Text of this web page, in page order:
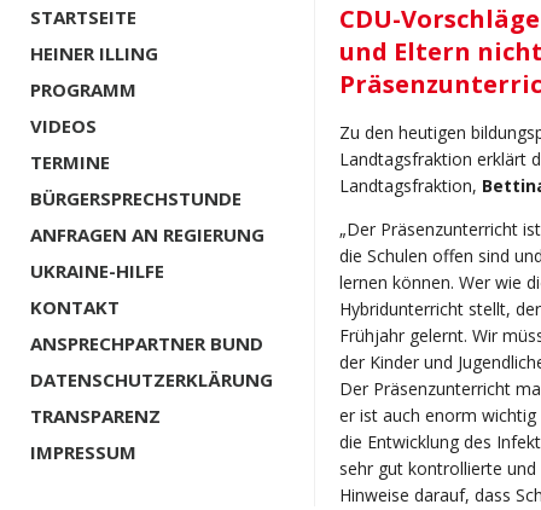
STARTSEITE
HEINER ILLING
PROGRAMM
VIDEOS
TERMINE
BÜRGERSPRECHSTUNDE
ANFRAGEN AN REGIERUNG
UKRAINE-HILFE
KONTAKT
ANSPRECHPARTNER BUND
DATENSCHUTZERKLÄRUNG
TRANSPARENZ
IMPRESSUM
CDU-
und Eltern
Zu den heutigen
Landtagsfraktion erklärt
Landtagsfraktion,
„Der Präsenzunterricht
die Schulen offen sind
lernen können. Wer wie
Hybridunterricht stellt,
Frühjahr gelernt. Wir
der Kinder und
Der Präsenzunterricht
er ist auch enorm
die Entwicklung des
sehr gut kontrollierte
Hinweise darauf, dass